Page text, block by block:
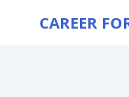
CAREER